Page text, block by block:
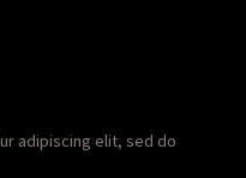
adipiscing elit, sed do